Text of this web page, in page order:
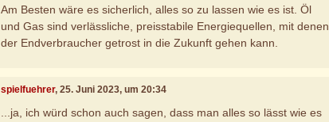
Am Besten wäre es sicherlich, alles so zu lassen wie es ist. Öl
und Gas sind verlässliche, preisstabile Energiequellen, mit denen
der Endverbraucher getrost in die Zukunft gehen kann.
spielfuehrer, 25. Juni 2023, um 20:34
...ja, ich würd schon auch sagen, dass man alles so lässt wie es